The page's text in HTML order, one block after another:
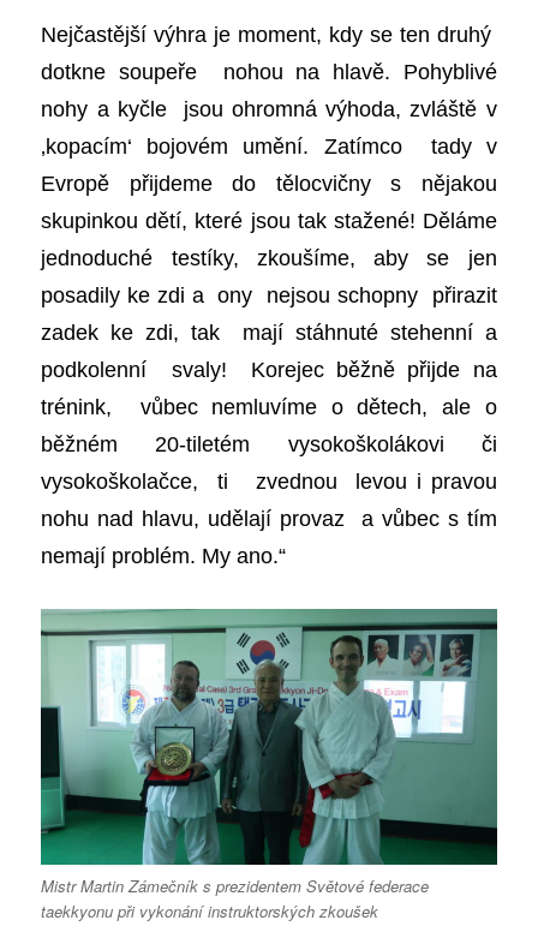
Nejčastější výhra je moment, kdy se ten druhý
dotkne soupeře nohou na hlavě. Pohyblivé
nohy a kyčle jsou ohromná výhoda, zvláště v
‚kopacím‘ bojovém umění. Zatímco tady v
Evropě přijdeme do tělocvičny s nějakou
skupinkou dětí, které jsou tak stažené! Děláme
jednoduché testíky, zkoušíme, aby se jen
posadily ke zdi a ony nejsou schopny přirazit
zadek ke zdi, tak mají stáhnuté stehenní a
podkolenní svaly! Korejec běžně přijde na
trénink, vůbec nemluvíme o dětech, ale o
běžném 20-tiletém vysokoškolákovi či
vysokoškolačce, ti zvednou levou i pravou
nohu nad hlavu, udělají provaz a vůbec s tím
nemají problém. My ano.“
Mistr Martin Zámečník s prezidentem Světové federace
taekkyonu při vykonání instruktorských zkoušek